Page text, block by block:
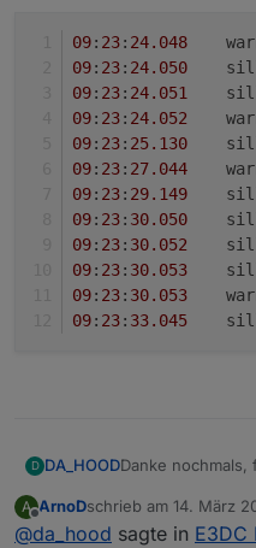
09: 23: 24.048
09: 23: 24.050
09: 23: 24.051
09: 23: 24.052
09: 23: 25.130
09: 23: 27.044
09: 23: 29.149
09: 23: 30.050
09: 23: 30.052
09: 23: 30.053
09: 23: 30.053
09: 23: 33.045
D DA_HOODDanke
Jetzt hat er aber
Neustart des
A
Offline
ArnoDschrieb am 14. März
zuletzt editiert von
@da_hood sagte in E3DC